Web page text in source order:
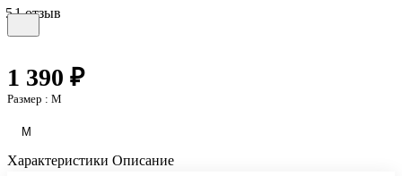
51 отзыв
1 390 ₽
Размер : M
M
Характеристики Описание